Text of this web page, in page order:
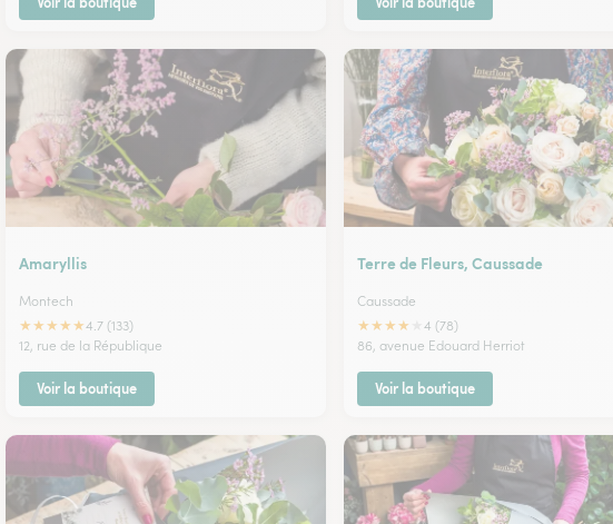
Amaryllis
Montech
★★★★★4.7 (133)
12, rue de la République
Voir la boutique
Terre de Fleurs, Caussade
Caussade
★★★★
4 (78)
86, avenue Edouard Herriot
Voir la boutique